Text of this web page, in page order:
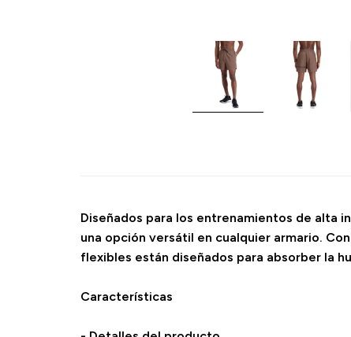
Diseñados para los entrenamientos de alta
una opción versátil en cualquier armario.
flexibles están diseñados para absorber la
Características